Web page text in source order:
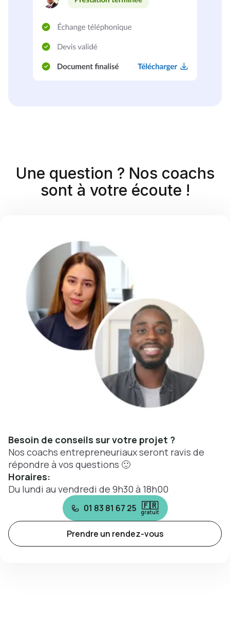
Une question ? Nos coachs
sont à votre écoute !
Besoin de conseils sur votre projet ?
Nos coachs entrepreneuriaux seront ravis de
répondre à vos questions 🙂
Horaires:
Du lundi au vendredi de 9h30 à 18h00
01 83 81 67 25 🇫🇷
gratuit
Prendre un rendez-vous